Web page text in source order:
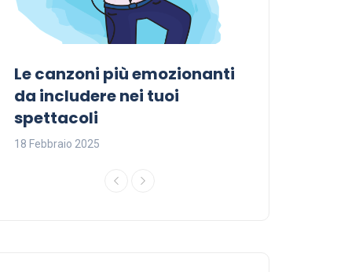
Le canzoni più emozionanti
da includere nei tuoi
spettacoli
18 Febbraio 2025